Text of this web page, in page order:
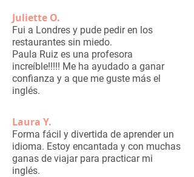
Juliette O.
Fui a Londres y pude pedir en los
restaurantes sin miedo.
Paula Ruiz es una profesora
increíble!!!!! Me ha ayudado a ganar
confianza y a que me guste más el
inglés.
Laura Y.
Forma fácil y divertida de aprender un
idioma. Estoy encantada y con muchas
ganas de viajar para practicar mi
inglés.